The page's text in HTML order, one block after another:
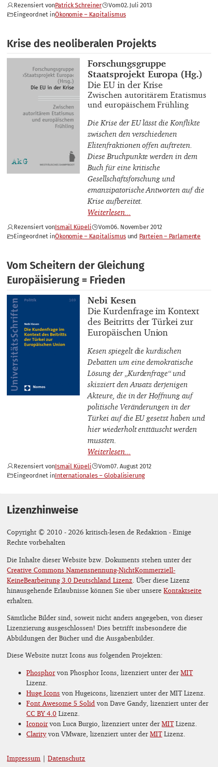
Rezensiert vonPatrick Schreiner Vom02. Juli 2013
Eingeordnet inÖkonomie – Kapitalismus
Krise des neoliberalen Projekts
Buchautor_innen
Forschungsgruppe
Staatsprojekt Europa (Hg.)
Buchtitel
Die EU in der Krise
Buchuntertitel
Zwischen autoritärem Etatismus
und europäischem Frühling
Die Krise der EU lässt die Konflikte
zwischen den verschiedenen
Elitenfraktionen offen auftreten.
Diese Bruchpunkte werden in dem
Buch für eine kritische
Gesellschaftsforschung und
emanzipatorische Antworten auf die
Krise aufbereitet.
Rezensiert vonIsmail Küpeli Vom06. November 2012
Eingeordnet inÖkonomie – Kapitalismus Parteien – Parlamente
Vom Scheitern der Gleichung
Europäisierung = Frieden
Buchautor_innen
Nebi Kesen
Buchtitel
Die Kurdenfrage im Kontext
des Beitritts der Türkei zur
Europäischen Union
Kesen spiegelt die kurdischen
Debatten um eine demokratische
Lösung der „Kurdenfrage“ und
skizziert den Ansatz derjenigen
Akteure, die in der Hoffnung auf
politische Veränderungen in der
Türkei auf die EU gesetzt haben und
hier wiederholt enttäuscht werden
mussten.
Rezensiert vonIsmail Küpeli Vom07. August 2012
Eingeordnet inInternationales – Globalisierung
Lizenzhinweise
Copyright © 2010 - 2026 kritisch-lesen.de Redaktion - Einige
Rechte vorbehalten
Die Inhalte dieser Website bzw. Dokuments stehen unter der
Creative Commons Namensnennung-NichtKommerziell-
KeineBearbeitung 3.0 Deutschland Lizenz . Über diese Lizenz
hinausgehende Erlaubnisse können Sie über unsereKontaktseite
erhalten.
Sämtliche Bilder sind, soweit nicht anders angegeben, von dieser
Lizenzierung ausgeschlossen! Dies betrifft insbesondere die
Abbildungen der Bücher und die Ausgabenbilder.
Diese Website nutzt Icons aus folgenden Projekten:
Phosphorvon Phosphor Icons, lizenziert unter derMIT
Lizenz.
Huge Icons von Hugeicons, lizenziert unter der MIT Lizenz.
Font Awesome 5 Solid von Dave Gandy, lizenziert unter der
CC BY 4.0 Lizenz.
Iconoirvon Luca Burgio, lizenziert unter derMITLizenz.
Clarityvon VMware, lizenziert unter derMITLizenz.
Impressum |Datenschutz